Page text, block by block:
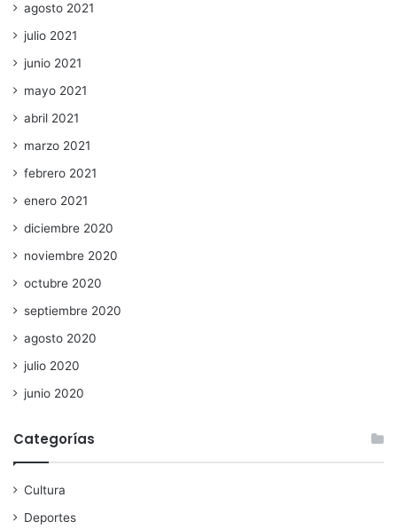
agosto 2021
julio 2021
junio 2021
mayo 2021
abril 2021
marzo 2021
febrero 2021
enero 2021
diciembre 2020
noviembre 2020
octubre 2020
septiembre 2020
agosto 2020
julio 2020
junio 2020
Categorías
Cultura
Deportes